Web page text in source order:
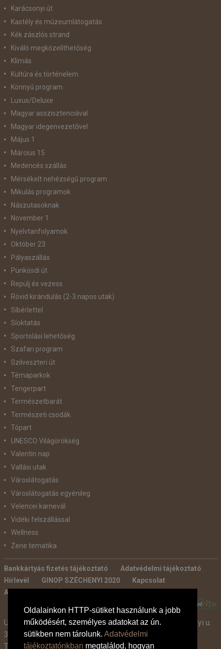
Oldalainkon HTTP-sütiket használunk a jobb
működésért, személyes adatokat az ún.
sütikben nem tárolunk. Adatvédelmi
tájékoztatónkban megtalálod, hogyan
Karácsonyi út
Kastély és múzeumlátogatás
Kék zászlós strand
Kiváló megközelíthetőség
Klímás
Kultúra és történelem
Könnyű program
Luxus/Deluxe
Magyar asszisztenciával
Magyar idegenvezetővel
Május 1
Március 15
Medencés szállás
Mérsékelt nehézségű program
Mikulás programok
Nászutasoknak
November 1
Nyelvtanfolyamok
Október 23
Pályaszállás
Pünkösdi út
Repülj és vezess
Rövid kirándulás (2-3 napos utak)
Síbérlettel
Síoktatás
Sportolási lehetőség
Szafari program
Szilveszteri út
Témaparkok
Tengerpart
Természetbarát
Természeti csodák
Tópart
UNESCO Világörökség
Valentin nap
Vallási utak
Városlátogatás
Városlátogatás egyénileg
Velencei karnevál
Vidéki felszállással
Wellness
Zene tematika
Bankkártyás fizetés tájékoztató
Adatvédelmi tájékoztató
Hírlevél
GINOP SZÉCHENYI 2020
Kapcsolat
Ajánlatkérés
Utazási Iroda -TdM Travel Tours Kft. 2600 Vác, Széchenyi u.
3-7.
Tel:
+36 30 331 3359